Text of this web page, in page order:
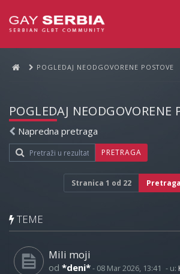
POGLEDAJ NEODGOVORENE POSTOVE
POGLEDAJ NEODGOVORENE
Napredna pretraga
PRETRAGA
Stranica 1 od 22
TEME
Mili moji
od *deni*- 08 Mar 2026, 13:41 - u: